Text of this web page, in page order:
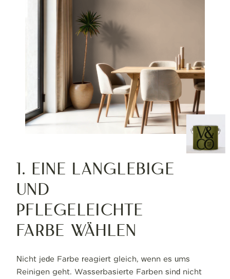
1. Eine langlebige
und
pflegeleichte
Farbe wählen
Nicht jede Farbe reagiert gleich, wenn es ums
Reinigen geht. Wasserbasierte Farben sind nicht